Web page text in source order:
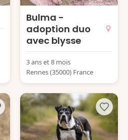
Bulma -
adoption duo
avec blysse
3 ans et 8 mois
Rennes (35000) France